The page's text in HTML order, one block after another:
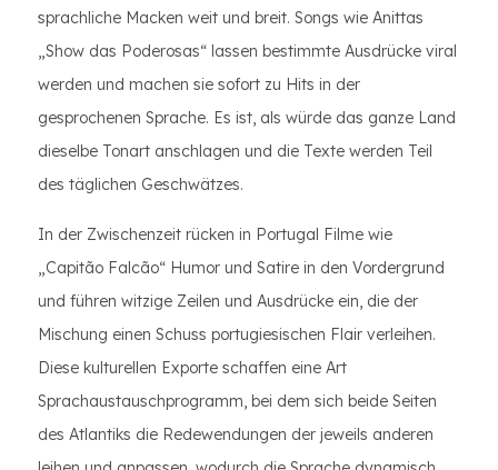
sprachliche Macken weit und breit. Songs wie Anittas
„Show das Poderosas“ lassen bestimmte Ausdrücke viral
werden und machen sie sofort zu Hits in der
gesprochenen Sprache. Es ist, als würde das ganze Land
dieselbe Tonart anschlagen und die Texte werden Teil
des täglichen Geschwätzes.
In der Zwischenzeit rücken in Portugal Filme wie
„Capitão Falcão“ Humor und Satire in den Vordergrund
und führen witzige Zeilen und Ausdrücke ein, die der
Mischung einen Schuss portugiesischen Flair verleihen.
Diese kulturellen Exporte schaffen eine Art
Sprachaustauschprogramm, bei dem sich beide Seiten
des Atlantiks die Redewendungen der jeweils anderen